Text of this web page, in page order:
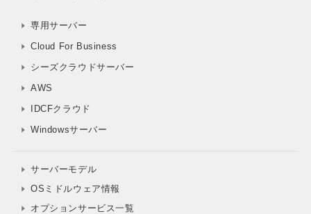
専用サーバー
Cloud For Business
シーズクラウドサーバー
AWS
IDCFクラウド
Windowsサーバー
サーバーモデル
OSミドルウェア情報
オプションサービス一覧